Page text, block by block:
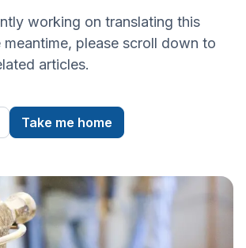
working on translating this
meantime, please scroll down to
articles.
Take me home